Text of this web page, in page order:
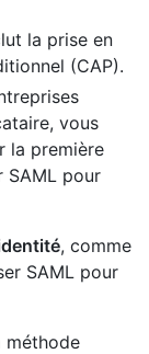
la prise en
(CAP).
vous
la première
SAML pour
, comme
SAML pour
méthode